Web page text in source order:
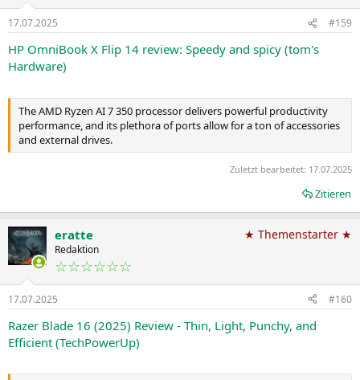
17.07.2025 #159
HP OmniBook X Flip 14 review: Speedy and spicy (tom's
Hardware)
The AMD Ryzen AI 7 350 processor delivers powerful productivity
performance, and its plethora of ports allow for a ton of accessories
and external drives.
Zuletzt bearbeitet: 17.07.2025
Zitieren
eratte
Redaktion
☆☆☆☆☆☆
★ Themenstarter ★
17.07.2025 #160
Razer Blade 16 (2025) Review - Thin, Light, Punchy, and
Efficient (TechPowerUp)